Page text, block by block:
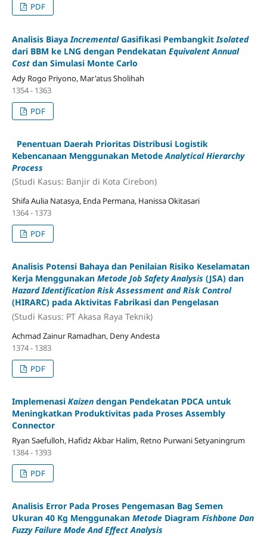
PDF
Analisis Biaya IncrementalGasifikasi Pembangkit Isolated
dari BBM ke LNG dengan Pendekatan Equivalent Annual
Costdan Simulasi Monte Carlo
Ady Rogo Priyono, Mar'atus Sholihah
1354 - 1363
PDF
Penentuan Daerah Prioritas Distribusi Logistik
Kebencanaan Menggunakan MetodeAnalytical Hierarchy
Process
(Studi Kasus: Banjir di Kota Cirebon)
Shifa Aulia Natasya, Enda Permana, Hanissa Okitasari
1364 - 1373
PDF
Analisis Potensi Bahaya dan Penilaian Risiko Keselamatan
Kerja Menggunakan Metode Job Safety Analysis (JSA) dan
Hazard Identification Risk Assessment and Risk Control
(HIRARC) pada Aktivitas Fabrikasi dan Pengelasan
(Studi Kasus: PT Akasa Raya Teknik)
Achmad Zainur Ramadhan, Deny Andesta
1374 - 1383
PDF
Implemenasi Kaizendengan Pendekatan PDCA untuk
Meningkatkan Produktivitas pada Proses Assembly
Connector
Ryan Saefulloh, Hafidz Akbar Halim, Retno Purwani Setyaningrum
1384 - 1393
PDF
Analisis Error Pada Proses Pengemasan Bag Semen
Ukuran 40 Kg Menggunakan Metode Diagram Fishbone Dan
Fuzzy Failure Mode And Effect Analysis